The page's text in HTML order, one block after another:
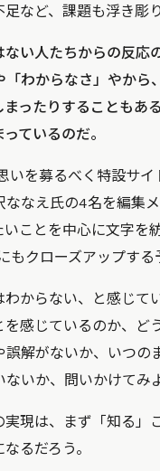
など、課題も浮き彫
い人たちからの反応
「わからなさ」やか
ったりすることもあ
ているのだ。
いを募るべく特設サ
なえ氏の4名を編集
ことを中心に文字を
クローズアップする
からない、と感じて
感じているのか、
解がないか、いつ
いか、問いかけてみよ
現は、まず「知る」
るだろう。